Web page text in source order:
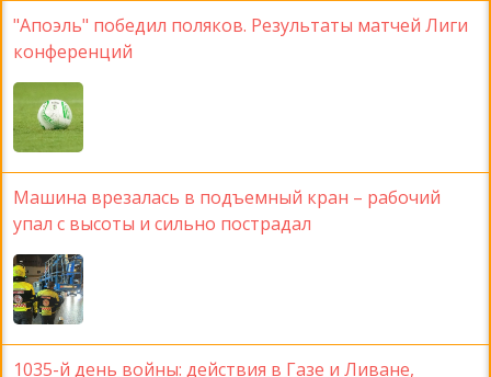
"Апоэль" победил поляков. Результаты матчей Лиги
конференций
Машина врезалась в подъемный кран – рабочий
упал с высоты и сильно пострадал
1035-й день войны: действия в Газе и Ливане,